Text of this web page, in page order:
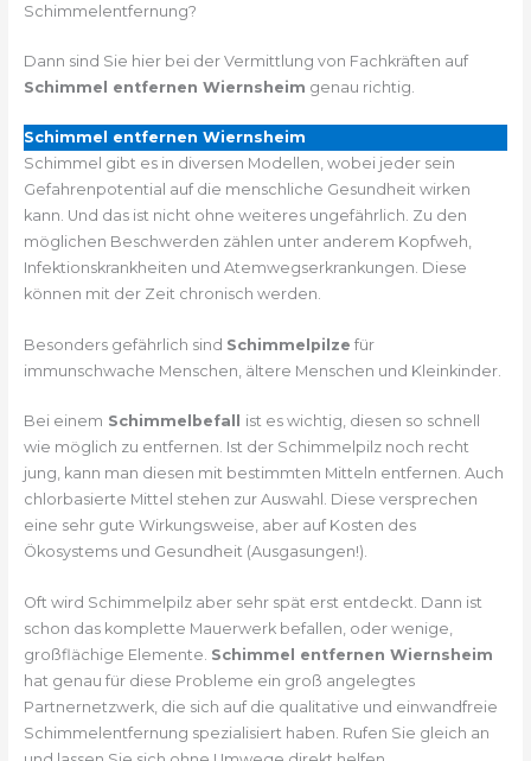
Schimmelentfernung?
Dann sind Sie hier bei der Vermittlung von Fachkräften auf
Schimmel entfernen Wiernsheim genau richtig.
Schimmel entfernen Wiernsheim
Schimmel gibt es in diversen Modellen, wobei jeder sein
Gefahrenpotential auf die menschliche Gesundheit wirken
kann. Und das ist nicht ohne weiteres ungefährlich. Zu den
möglichen Beschwerden zählen unter anderem Kopfweh,
Infektionskrankheiten und Atemwegserkrankungen. Diese
können mit der Zeit chronisch werden.
Besonders gefährlich sind Schimmelpilze für
immunschwache Menschen, ältere Menschen und Kleinkinder.
Bei einem Schimmelbefall ist es wichtig, diesen so schnell
wie möglich zu entfernen. Ist der Schimmelpilz noch recht
jung, kann man diesen mit bestimmten Mitteln entfernen. Auch
chlorbasierte Mittel stehen zur Auswahl. Diese versprechen
eine sehr gute Wirkungsweise, aber auf Kosten des
Ökosystems und Gesundheit (Ausgasungen!).
Oft wird Schimmelpilz aber sehr spät erst entdeckt. Dann ist
schon das komplette Mauerwerk befallen, oder wenige,
großflächige Elemente. Schimmel entfernen Wiernsheim
hat genau für diese Probleme ein groß angelegtes
Partnernetzwerk, die sich auf die qualitative und einwandfreie
Schimmelentfernung spezialisiert haben. Rufen Sie gleich an